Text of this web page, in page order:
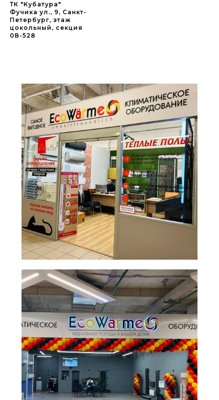
ТК "Кубатура"
Фучика ул., 9, Санкт-
Петербург, этаж
цокольный, секция
0В-528